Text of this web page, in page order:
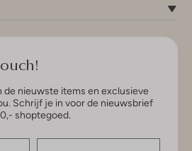
de nieuwste items en exclusieve
Schrijf je in voor de nieuwsbrief
shoptegoed.